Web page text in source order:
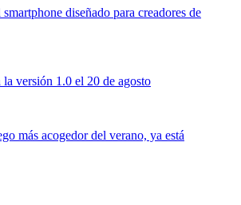
diseñado para creadores de
la versión 1.0 el 20 de agosto
más acogedor del verano, ya está